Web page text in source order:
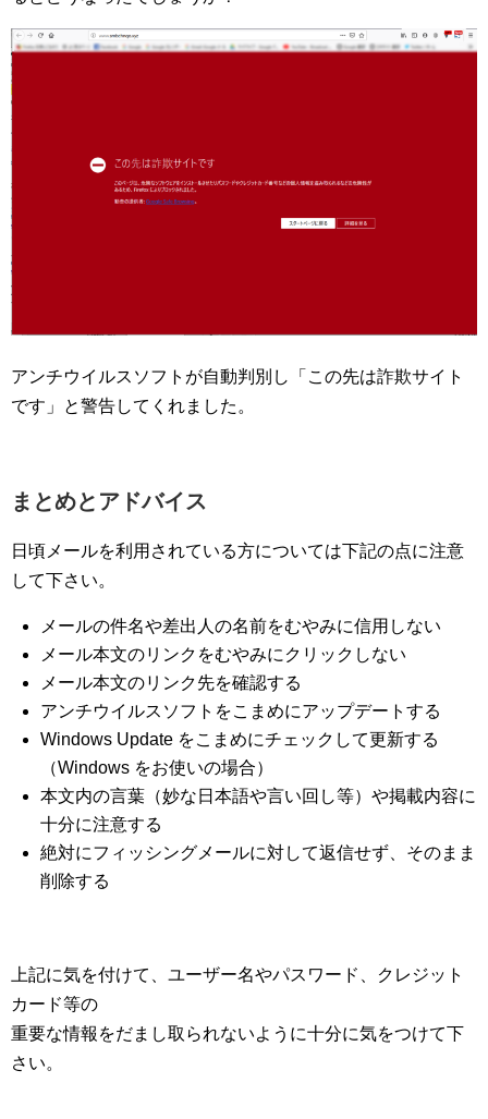
アンチウイルスソフトが自動判別し「この先は詐欺サイト
です」と警告してくれました。
まとめとアドバイス
日頃メールを利用されている方については下記の点に注意
して下さい。
メールの件名や差出人の名前をむやみに信用しない
メール本文のリンクをむやみにクリックしない
メール本文のリンク先を確認する
アンチウイルスソフトをこまめにアップデートする
Windows Update をこまめにチェックして更新する
（Windows をお使いの場合）
本文内の言葉（妙な日本語や言い回し等）や掲載内容に
十分に注意する
絶対にフィッシングメールに対して返信せず、そのまま
削除する
上記に気を付けて、ユーザー名やパスワード、クレジット
カード等の
重要な情報をだまし取られないように十分に気をつけて下
さい。